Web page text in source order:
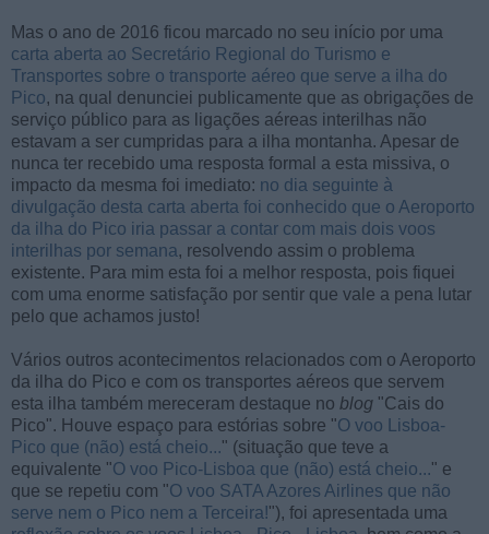
Mas o ano de 2016 ficou marcado no seu início por uma
carta aberta ao Secretário Regional do Turismo e
Transportes sobre o transporte aéreo que serve a ilha do
Pico, na qual denunciei publicamente que as obrigações de
serviço público para as ligações aéreas interilhas não
estavam a ser cumpridas para a ilha montanha. Apesar de
nunca ter recebido uma resposta formal a esta missiva, o
impacto da mesma foi imediato: no dia seguinte à
divulgação desta carta aberta foi conhecido que o Aeroporto
da ilha do Pico iria passar a contar com mais dois voos
interilhas por semana, resolvendo assim o problema
existente. Para mim esta foi a melhor resposta, pois fiquei
com uma enorme satisfação por sentir que vale a pena lutar
pelo que achamos justo!
Vários outros acontecimentos relacionados com o Aeroporto
da ilha do Pico e com os transportes aéreos que servem
esta ilha também mereceram destaque no blog "Cais do
Pico". Houve espaço para estórias sobre "O voo Lisboa-
Pico que (não) está cheio..." (situação que teve a
equivalente "O voo Pico-Lisboa que (não) está cheio..." e
que se repetiu com "O voo SATA Azores Airlines que não
serve nem o Pico nem a Terceira!"), foi apresentada uma